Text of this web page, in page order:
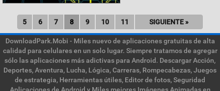
5 6 7 8 9 10 11 SIGUIENTE »
DownloadPark.Mobi - Miles nuevo de aplicaciones gratuitas de alta
calidad para celulares en un solo lugar. Siempre tratamos de agregar
sólo las aplicaciones más adictivas para Android. Descargar Acción,
Deportes, Aventura, Lucha, Lógica, Carreras, Rompecabezas, Juegos
de estrategia, Herramientas útiles, Editor de fotos, Seguridad